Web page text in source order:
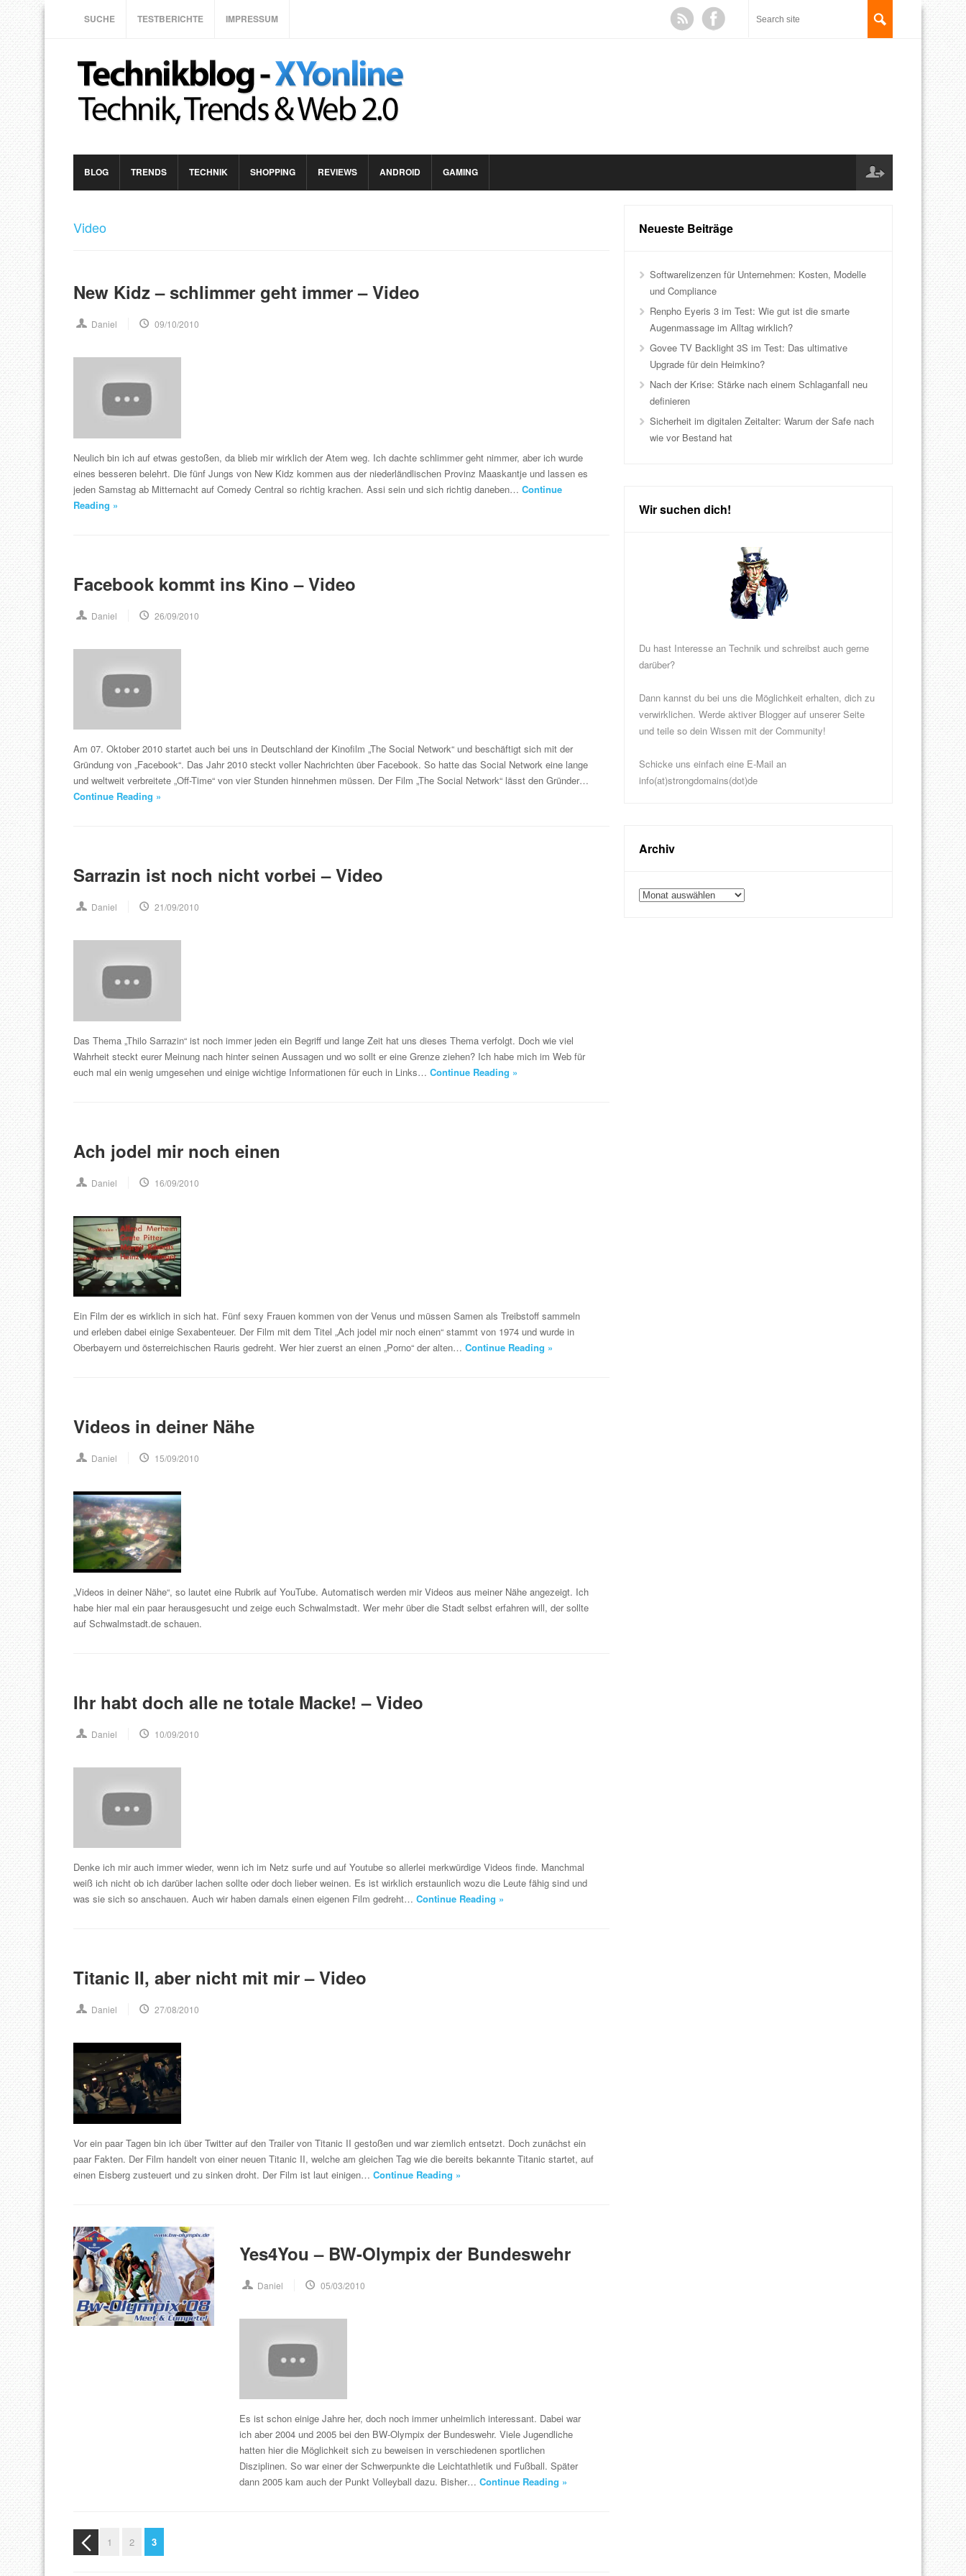
SUCHE TESTBERICHTE IMPRESSUM
BLOG TRENDS TECHNIK SHOPPING REVIEWS ANDROID GAMING
Video
New Kidz – schlimmer geht immer – Video
Daniel 09/10/2010
Neulich bin ich auf etwas gestoßen, da blieb mir wirklich der Atem weg. Ich dachte schlimmer geht nimmer, aber ich wurde
eines besseren belehrt. Die fünf Jungs von New Kidz kommen aus der niederländlischen Provinz Maaskantje und lassen es
jeden Samstag ab Mitternacht auf Comedy Central so richtig krachen. Assi sein und sich richtig daneben… Continue
Reading »
Facebook kommt ins Kino – Video
Daniel 26/09/2010
Am 07. Oktober 2010 startet auch bei uns in Deutschland der Kinofilm „The Social Network“ und beschäftigt sich mit der
Gründung von „Facebook“. Das Jahr 2010 steckt voller Nachrichten über Facebook. So hatte das Social Network eine lange
und weltweit verbreitete „Off-Time“ von vier Stunden hinnehmen müssen. Der Film „The Social Network“ lässt den Gründer…
Continue Reading »
Sarrazin ist noch nicht vorbei – Video
Daniel 21/09/2010
Das Thema „Thilo Sarrazin“ ist noch immer jeden ein Begriff und lange Zeit hat uns dieses Thema verfolgt. Doch wie viel
Wahrheit steckt eurer Meinung nach hinter seinen Aussagen und wo sollt er eine Grenze ziehen? Ich habe mich im Web für
euch mal ein wenig umgesehen und einige wichtige Informationen für euch in Links… Continue Reading »
Ach jodel mir noch einen
Daniel 16/09/2010
Ein Film der es wirklich in sich hat. Fünf sexy Frauen kommen von der Venus und müssen Samen als Treibstoff sammeln
und erleben dabei einige Sexabenteuer. Der Film mit dem Titel „Ach jodel mir noch einen“ stammt von 1974 und wurde in
Oberbayern und österreichischen Rauris gedreht. Wer hier zuerst an einen „Porno“ der alten… Continue Reading »
Videos in deiner Nähe
Daniel 15/09/2010
„Videos in deiner Nähe“, so lautet eine Rubrik auf YouTube. Automatisch werden mir Videos aus meiner Nähe angezeigt. Ich
habe hier mal ein paar herausgesucht und zeige euch Schwalmstadt. Wer mehr über die Stadt selbst erfahren will, der sollte
auf Schwalmstadt.de schauen.
Ihr habt doch alle ne totale Macke! – Video
Daniel 10/09/2010
Denke ich mir auch immer wieder, wenn ich im Netz surfe und auf Youtube so allerlei merkwürdige Videos finde. Manchmal
weiß ich nicht ob ich darüber lachen sollte oder doch lieber weinen. Es ist wirklich erstaunlich wozu die Leute fähig sind und
was sie sich so anschauen. Auch wir haben damals einen eigenen Film gedreht… Continue Reading »
Titanic II, aber nicht mit mir – Video
Daniel 27/08/2010
Vor ein paar Tagen bin ich über Twitter auf den Trailer von Titanic II gestoßen und war ziemlich entsetzt. Doch zunächst ein
paar Fakten. Der Film handelt von einer neuen Titanic II, welche am gleichen Tag wie die bereits bekannte Titanic startet, auf
einen Eisberg zusteuert und zu sinken droht. Der Film ist laut einigen… Continue Reading »
Yes4You – BW-Olympix der Bundeswehr
Daniel 05/03/2010
Es ist schon einige Jahre her, doch noch immer unheimlich interessant. Dabei war
ich aber 2004 und 2005 bei den BW-Olympix der Bundeswehr. Viele Jugendliche
hatten hier die Möglichkeit sich zu beweisen in verschiedenen sportlichen
Disziplinen. So war einer der Schwerpunkte die Leichtathletik und Fußball. Später
dann 2005 kam auch der Punkt Volleyball dazu. Bisher…Continue Reading »
1 2 3
Neueste Beiträge
Softwarelizenzen für Unternehmen: Kosten, Modelle
und Compliance
Renpho Eyeris 3 im Test: Wie gut ist die smarte
Augenmassage im Alltag wirklich?
Govee TV Backlight 3S im Test: Das ultimative
Upgrade für dein Heimkino?
Nach der Krise: Stärke nach einem Schlaganfall neu
definieren
Sicherheit im digitalen Zeitalter: Warum der Safe nach
wie vor Bestand hat
Wir suchen dich!
Du hast Interesse an Technik und schreibst auch gerne
darüber?
Dann kannst du bei uns die Möglichkeit erhalten, dich zu
verwirklichen. Werde aktiver Blogger auf unserer Seite
und teile so dein Wissen mit der Community!
Schicke uns einfach eine E-Mail an
info(at)strongdomains(dot)de
Archiv
Archiv